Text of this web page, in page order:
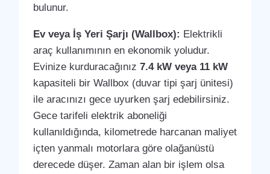
bulunur.
Ev veya İş Yeri Şarjı (Wallbox): Elektrikli
araç kullanımının en ekonomik yoludur.
Evinize kurduracağınız 7.4 kW veya 11 kW
kapasiteli bir Wallbox (duvar tipi şarj ünitesi)
ile aracınızı gece uyurken şarj edebilirsiniz.
Gece tarifeli elektrik aboneliği
kullanıldığında, kilometrede harcanan maliyet
içten yanmalı motorlara göre olağanüstü
derecede düşer. Zaman alan bir işlem olsa